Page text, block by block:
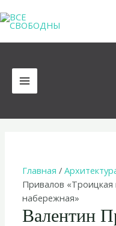
к
содержимому
MAIN
MENU
Главная /
Привалов
набережная»
Валентин